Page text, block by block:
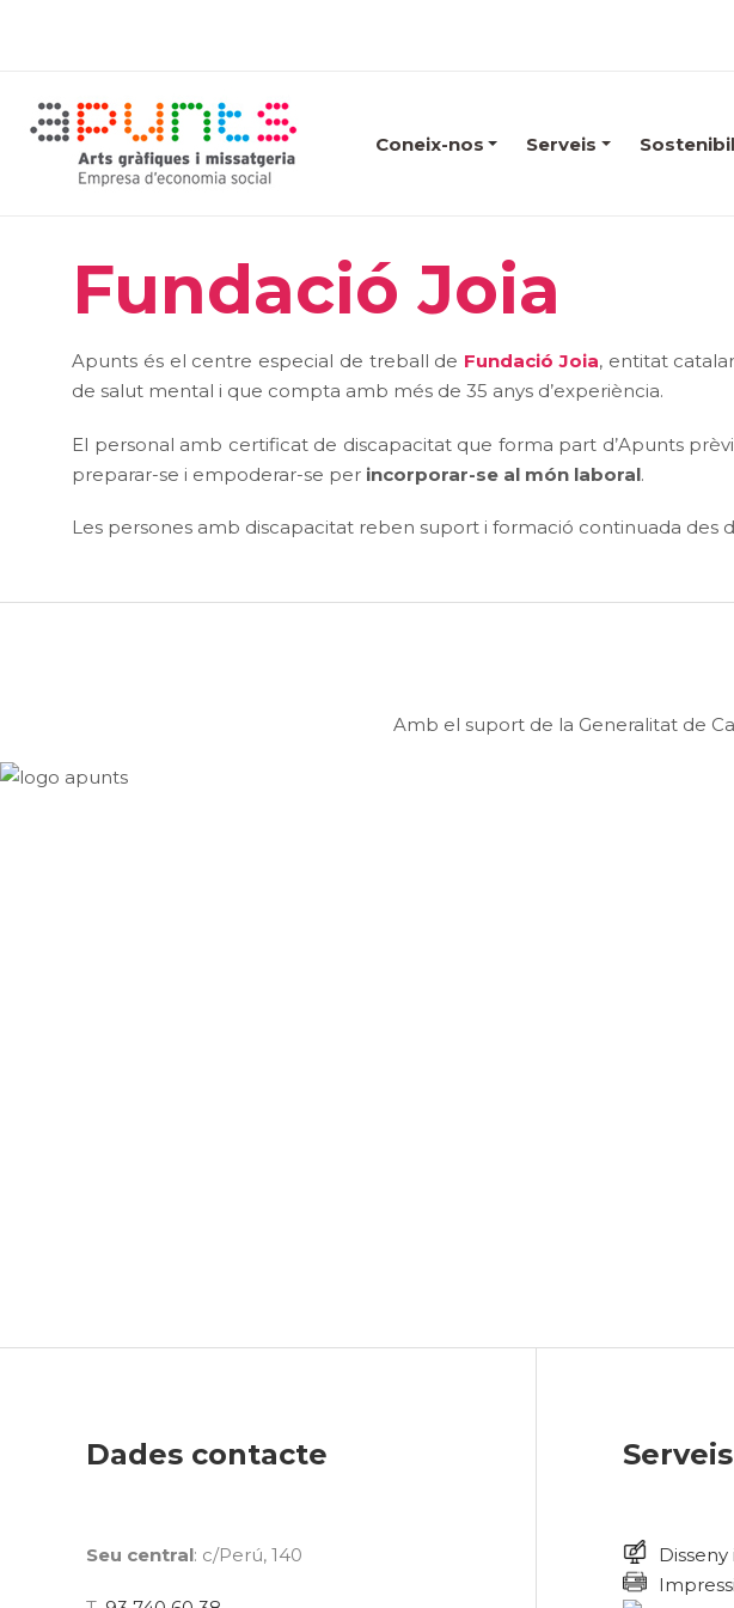
Coneix-nos Serveis
Fundació Joia
Apunts és el centre especial de treball de Fundació Joia, entitat
de salut mental i que compta amb més de 35 anys d’experiència.
El personal amb certificat de discapacitat que forma part d’Apunts
preparar-se i empoderar-se per incorporar-se al món laboral.
Les persones amb discapacitat reben suport i formació continuada des
Amb el suport de la Generalitat de
Dades contacte
Seu central: c/Perú, 140
Serveis